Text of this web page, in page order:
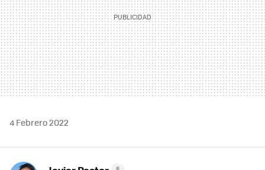
4 Febrero 2022